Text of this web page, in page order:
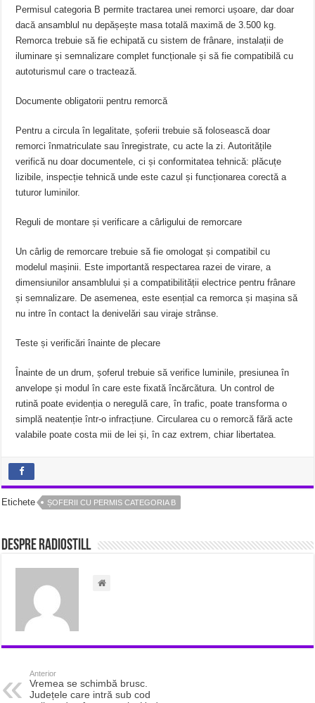
Permisul categoria B permite tractarea unei remorci ușoare, dar doar
dacă ansamblul nu depășește masa totală maximă de 3.500 kg.
Remorca trebuie să fie echipată cu sistem de frânare, instalații de
iluminare și semnalizare complet funcționale și să fie compatibilă cu
autoturismul care o tractează.
Documente obligatorii pentru remorcă
Pentru a circula în legalitate, șoferii trebuie să folosească doar
remorci înmatriculate sau înregistrate, cu acte la zi. Autoritățile
verifică nu doar documentele, ci și conformitatea tehnică: plăcuțe
lizibile, inspecție tehnică unde este cazul și funcționarea corectă a
tuturor luminilor.
Reguli de montare și verificare a cârligului de remorcare
Un cârlig de remorcare trebuie să fie omologat și compatibil cu
modelul mașinii. Este importantă respectarea razei de virare, a
dimensiunilor ansamblului și a compatibilității electrice pentru frânare
și semnalizare. De asemenea, este esențial ca remorca și mașina să
nu intre în contact la denivelări sau viraje strânse.
Teste și verificări înainte de plecare
Înainte de un drum, șoferul trebuie să verifice luminile, presiunea în
anvelope și modul în care este fixată încărcătura. Un control de
rutină poate evidenția o neregulă care, în trafic, poate transforma o
simplă neatenție într-o infracțiune. Circularea cu o remorcă fără acte
valabile poate costa mii de lei și, în caz extrem, chiar libertatea.
Etichete ȘOFERII CU PERMIS CATEGORIA B
Despre radiostill
Anterior
Vremea se schimbă brusc.
Județele care intră sub cod